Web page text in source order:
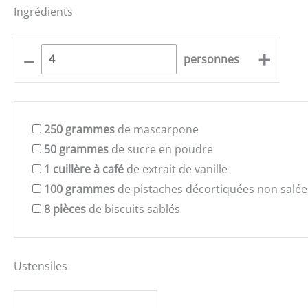
Ingrédients
– personnes +
250 grammes de mascarpone
50 grammes de sucre en poudre
1 cuillère à café de extrait de vanille
100 grammes de pistaches décortiquées non
8 pièces de biscuits sablés
Ustensiles